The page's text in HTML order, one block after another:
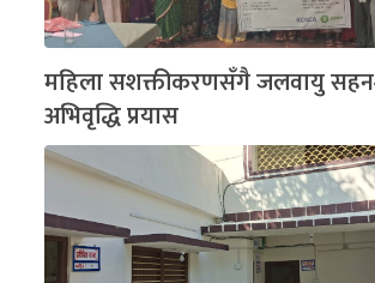
महिला सशक्तीकरणसँगै जलवायु
अभिवृद्धि प्रयास